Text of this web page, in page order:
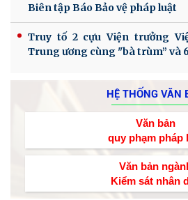
Biên tập Báo Bảo vệ pháp luật
Truy tố 2 cựu Viện trưởng
Trung ương cùng "bà trùm” và
HỆ THỐNG VĂN
Văn bản
quy phạm pháp
Văn bản
Kiểm sát nhân